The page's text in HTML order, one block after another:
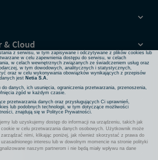
& Cloud
sieciowe
lub uzyskujemy dostęp do informacji na urządzeniu, takich jak
w celu przetwarzania danych osobowych. Użytkownik może
nimi, klikając poniżej, jak również skorzystać z prawa do
interesu lub w dowolnym momencie na stronie polityki
naszym partnerom i nie będą miały wpływu na dane
technologii w celu zapewnienia Ci dostępu do serwisu,
i wyświetlania treści dopasowanych do Twoich potrzeb. W
do niektórych funkcji serwisu.
z serwisu, w tym zapisywane i odczytywane z plików cookies lub
w celu zapewnienia dostępu do serwisu, w celach
w celach wewnętrznych związanych ze świadczeniem usług oraz
w tym dowodowych, analitycznych i statystycznych,
oraz w celu wykonywania obowiązków wynikających z przepisów
jest Netia S.A.
do danych, ich usunięcia, ograniczenia przetwarzania, przenoszenia,
zgód w każdym czasie.
przetwarzania danych oraz przysługujących Ci uprawnień,
lub podobnych technologii, w tym dotyczące możliwości
znajdują się w Polityce Prywatności.